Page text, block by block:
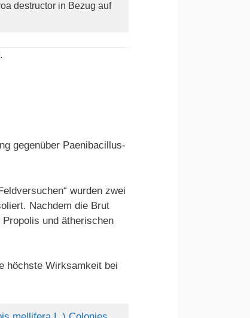
destructor in Bezug auf
gegenüber Paenibacillus-
wurden zwei
Nachdem die Brut
und ätherischen
höchste Wirksamkeit bei